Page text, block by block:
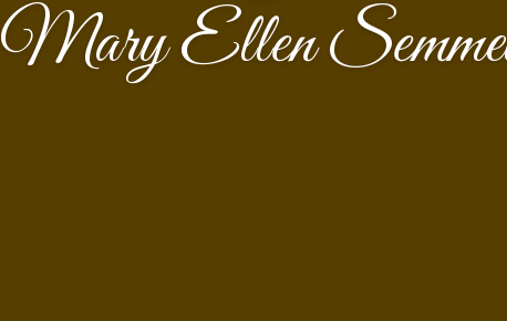
Mary Ellen